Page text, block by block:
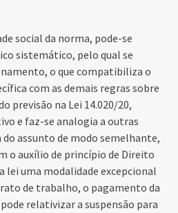
social da norma, pode-se
sistemático, pelo qual se
o que compatibiliza o
com as demais regras sobre
previsão na Lei 14.020/20,
e faz-se analogia a outras
assunto de modo semelhante,
o auxílio de princípio de Direito
lei uma modalidade excepcional
de trabalho, o pagamento da
relativizar a suspensão para